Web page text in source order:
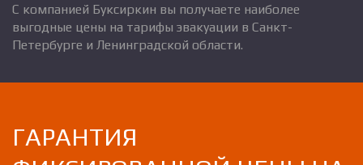
С компанией Буксиркин вы получаете наиболее
выгодные цены на тарифы эвакуации в Санкт-
Петербурге и Ленинградской области.
ГАРАНТИЯ